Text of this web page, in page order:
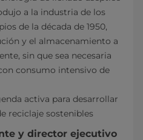
a la industria de los
de la década de 1950,
y el almacenamiento a
sin que sea necesaria
consumo intensivo de
activa para desarrollar
reciclaje sostenibles
y director ejecutivo